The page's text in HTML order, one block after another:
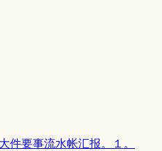
件要事流水帐汇报。１。